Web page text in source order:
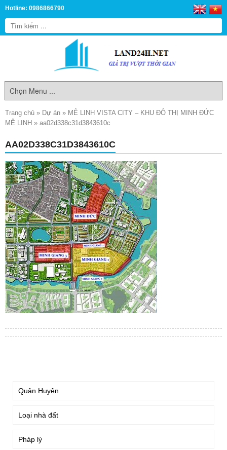
Hotline: 0986866790
Trang chủ » Dự án » MÊ LINH VISTA CITY – KHU ĐÔ THỊ MINH ĐỨC
MÊ LINH » aa02d338c31d3843610c
AA02D338C31D3843610C